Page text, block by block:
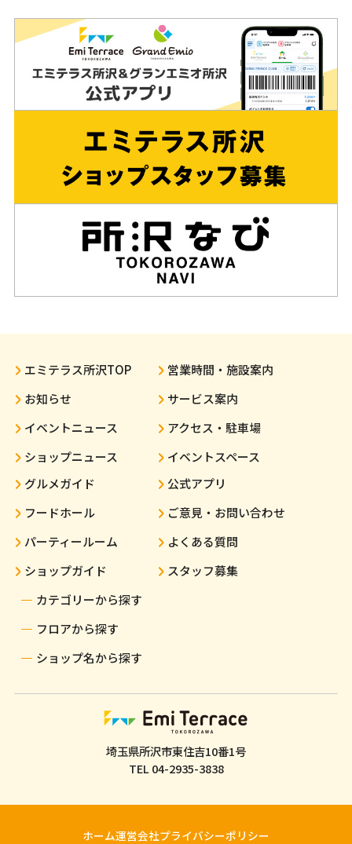
エミテラス所沢TOP
お知らせ
イベントニュース
ショップニュース
グルメガイド
フードホール
パーティールーム
ショップガイド
カテゴリーから探す
フロアから探す
ショップ名から探す
営業時間・施設案内
サービス案内
アクセス・駐車場
イベントスペース
公式アプリ
ご意見・お問い合わせ
よくある質問
スタッフ募集
埼玉県所沢市東住吉10番1号
TEL 04-2935-3838
ホーム運営会社プライバシーポリシー